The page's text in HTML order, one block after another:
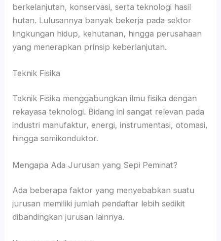
berkelanjutan, konservasi, serta teknologi hasil
hutan. Lulusannya banyak bekerja pada sektor
lingkungan hidup, kehutanan, hingga perusahaan
yang menerapkan prinsip keberlanjutan.
Teknik Fisika
Teknik Fisika menggabungkan ilmu fisika dengan
rekayasa teknologi. Bidang ini sangat relevan pada
industri manufaktur, energi, instrumentasi, otomasi,
hingga semikonduktor.
Mengapa Ada Jurusan yang Sepi Peminat?
Ada beberapa faktor yang menyebabkan suatu
jurusan memiliki jumlah pendaftar lebih sedikit
dibandingkan jurusan lainnya.